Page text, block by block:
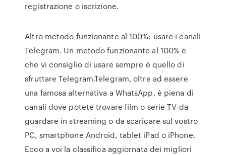
registrazione o iscrizione.
Altro metodo funzionante al 100%: usare i canali
Telegram. Un metodo funzionante al 100% e
che vi consiglio di usare sempre è quello di
sfruttare Telegram.Telegram, oltre ad essere
una famosa alternativa a WhatsApp, è piena di
canali dove potete trovare film o serie TV da
guardare in streaming o da scaricare sul vostro
PC, smartphone Android, tablet iPad o iPhone.
Ecco a voi la classifica aggiornata dei migliori